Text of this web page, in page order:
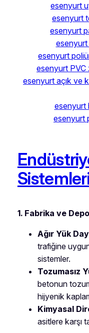
esenyurt
esenyurt
esenyurt
esenyurt
esenyurt
esenyurt PVC
esenyurt açık ve
esenyurt
esenyurt
1. Fabrika ve
Ağır Yük
trafiğine
sistemler.
Tozumasız
betonun
hijyenik
Kimyasal
asitlere karşı